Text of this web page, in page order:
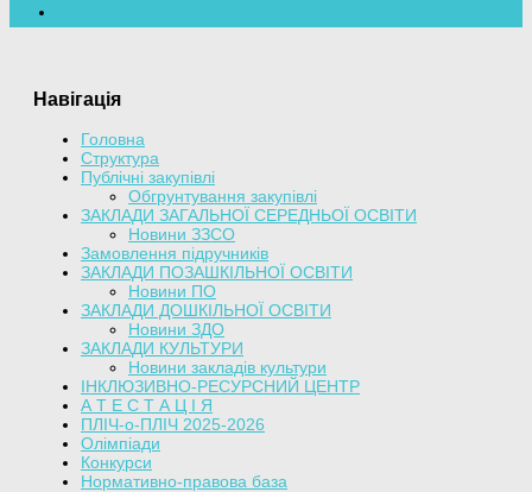
Навігація
Головна
Структура
Публічні закупівлі
Обгрунтування закупівлі
ЗАКЛАДИ ЗАГАЛЬНОЇ СЕРЕДНЬОЇ ОСВІТИ
Новини ЗЗСО
Замовлення підручників
ЗАКЛАДИ ПОЗАШКІЛЬНОЇ ОСВІТИ
Новини ПО
ЗАКЛАДИ ДОШКІЛЬНОЇ ОСВІТИ
Новини ЗДО
ЗАКЛАДИ КУЛЬТУРИ
Новини закладів культури
ІНКЛЮЗИВНО-РЕСУРСНИЙ ЦЕНТР
А Т Е С Т А Ц І Я
ПЛІЧ-о-ПЛІЧ 2025-2026
Олімпіади
Конкурси
Нормативно-правова база